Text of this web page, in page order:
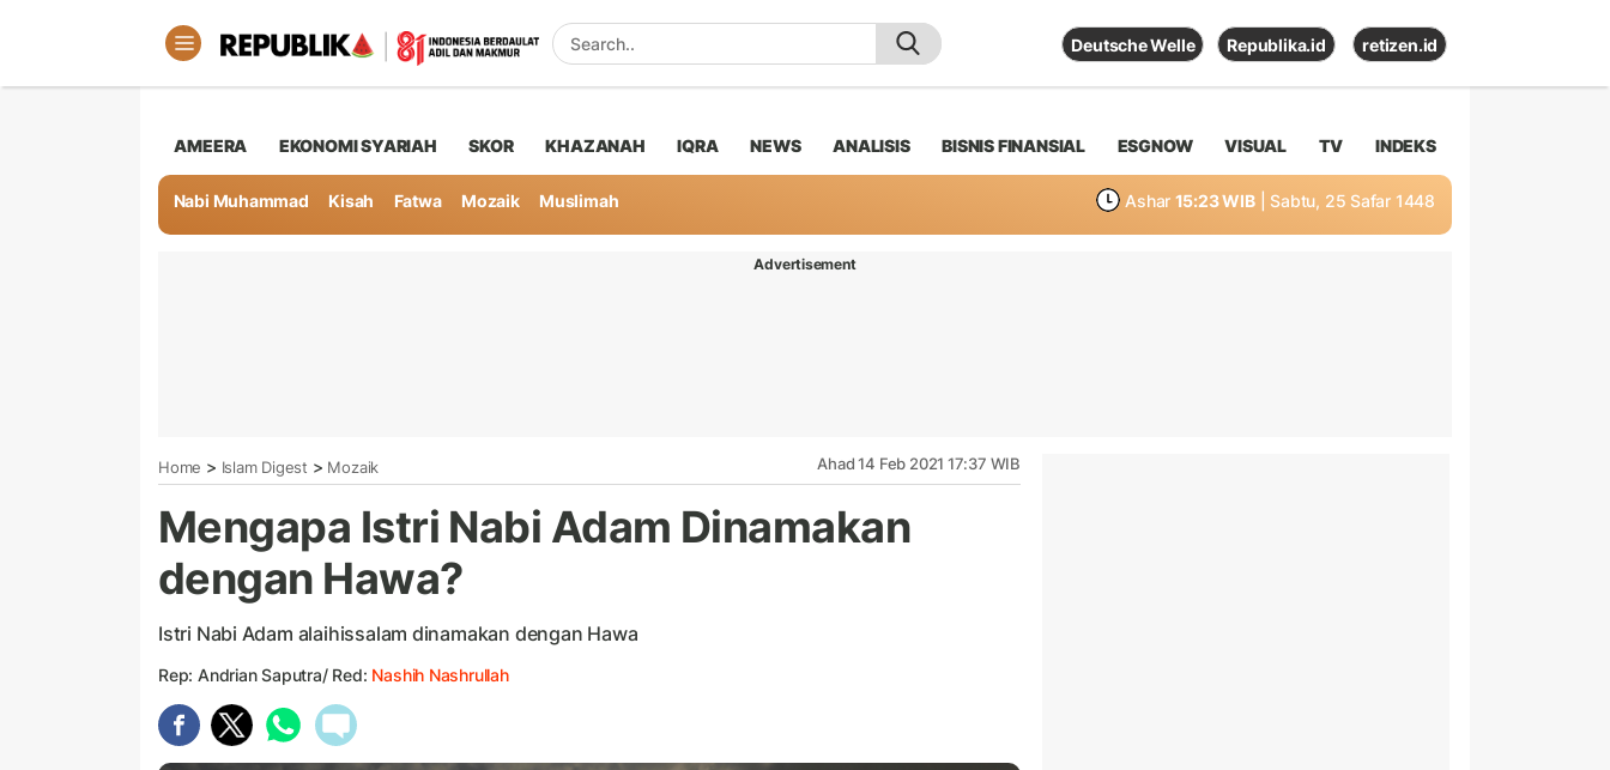
Deutsche Welle Republika.id retizen.id
AMEERA EKONOMI SYARIAH SKOR KHAZANAH IQRA NEWS ANALISIS BISNIS FINANSIAL ESGNOW VISUAL TV INDEKS
Nabi Muhammad Kisah Fatwa Mozaik Muslimah Ashar 15:23 WIB | Sabtu, 25 Safar 1448
Advertisement
Home > Islam Digest > Mozaik Ahad 14 Feb 2021 17:37 WIB
Mengapa Istri Nabi Adam Dinamakan
dengan Hawa?
Istri Nabi Adam alaihissalam dinamakan dengan Hawa
Rep: Andrian Saputra/ Red: Nashih Nashrullah